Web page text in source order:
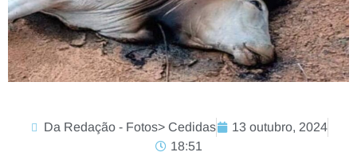
Da Redação - Fotos> Cedidas
13 outubro, 2024
18:51